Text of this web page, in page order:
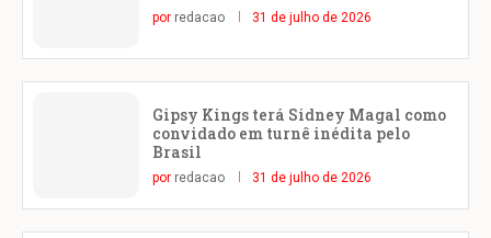
por redacao 31 de julho de 2026
Gipsy Kings terá Sidney Magal como
convidado em turnê inédita pelo
Brasil
por redacao 31 de julho de 2026